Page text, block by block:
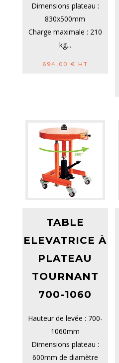
Dimensions plateau :
830x500mm
Charge maximale : 210
kg...
694,00 € HT
TABLE
ELEVATRICE À
PLATEAU
TOURNANT
700-1060
Hauteur de levée : 700-
1060mm
Dimensions plateau :
600mm de diamètre